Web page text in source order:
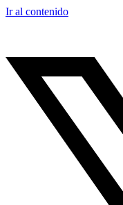
Ir al contenido